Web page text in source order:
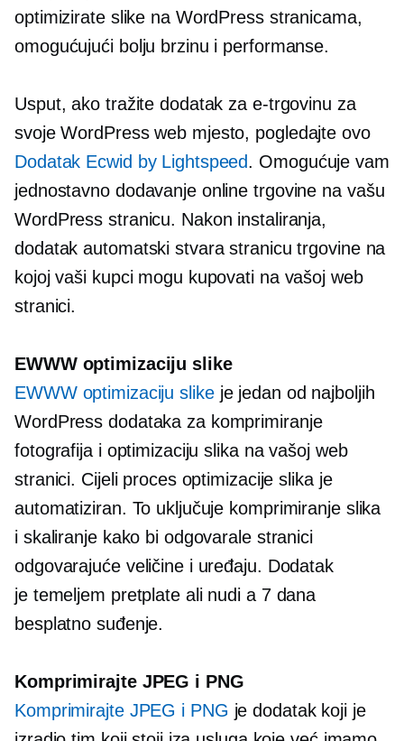
optimizirate slike na WordPress stranicama,
omogućujući bolju brzinu i performanse.
Usput, ako tražite dodatak za e-trgovinu za
svoje WordPress web mjesto, pogledajte ovo
Dodatak Ecwid by Lightspeed. Omogućuje vam
jednostavno dodavanje online trgovine na vašu
WordPress stranicu. Nakon instaliranja,
dodatak automatski stvara stranicu trgovine na
kojoj vaši kupci mogu kupovati na vašoj web
stranici.
EWWW optimizaciju slike
EWWW optimizaciju slikeje jedan od najboljih
WordPress dodataka za komprimiranje
fotografija i optimizaciju slika na vašoj web
stranici. Cijeli proces optimizacije slika je
automatiziran. To uključuje komprimiranje slika
i skaliranje kako bi odgovarale stranici
odgovarajuće veličine i uređaju. Dodatak
je temeljem pretplateali nudi a 7 dana
besplatno suđenje.
Komprimirajte JPEG i PNG
Komprimirajte JPEG i PNG je dodatak koji je